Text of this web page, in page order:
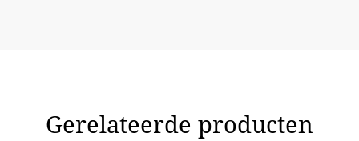
Gerelateerde producten